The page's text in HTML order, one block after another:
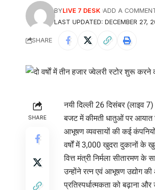
LAST UPDATED: DECEMBER 27,
BYLIVE 7 DESK ADD A
SHARE
SHARE
नयी दिल्ली 26 दिसंबर (लाइव
बजट में कीमती धातुओं पर आयात
आभूषण व्यवसायों की कई
वर्षों में 3,000 खुदरा दुकानों के
वित्त मंत्री निर्मला सीतारमण
उन्होंने रत्न एवं आभूषण उद्योग
प्रतिस्पर्धात्मकता को बढ़ाना